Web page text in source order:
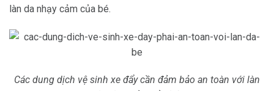
làn da nhạy cảm của bé.
Các dung dịch vệ sinh xe đẩy cần đảm bảo an toàn với làn